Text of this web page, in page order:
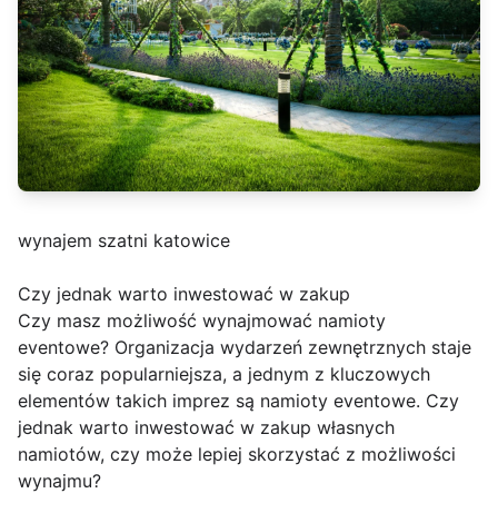
wynajem szatni katowice
Czy jednak warto inwestować w zakup
Czy masz możliwość wynajmować namioty
eventowe? Organizacja wydarzeń zewnętrznych staje
się coraz popularniejsza, a jednym z kluczowych
elementów takich imprez są namioty eventowe. Czy
jednak warto inwestować w zakup własnych
namiotów, czy może lepiej skorzystać z możliwości
wynajmu?